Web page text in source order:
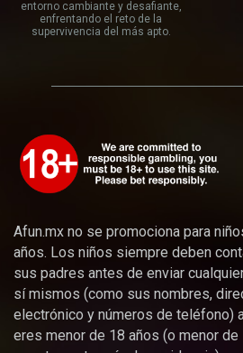
entorno cambiante y desafiante,
enfrentando el reto de la
supervivencia del más apto.
Afun.mx no se promociona para
años. Los niños siempre deben
sus padres antes de enviar
sí mismos (como sus nombres,
electrónico y números de teléfono)
eres menor de 18 años (o menor de